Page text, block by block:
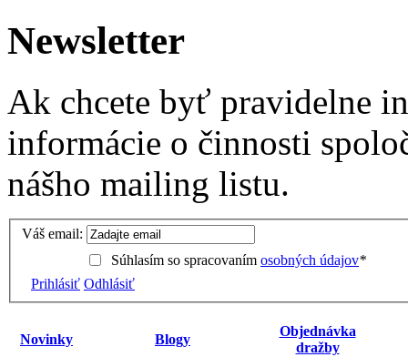
Newsletter
Ak chcete byť pravidelne
informácie o činnosti
nášho mailing listu.
Váš email:
Súhlasím so spracovaním osobných údajov*
Prihlásiť Odhlásiť
Novinky Blogy
Objednávka
dražby